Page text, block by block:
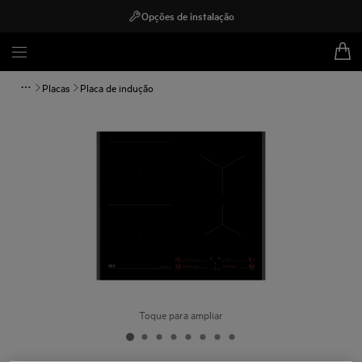
Opções de instalação
Placas Placa de indução
Toque para ampliar